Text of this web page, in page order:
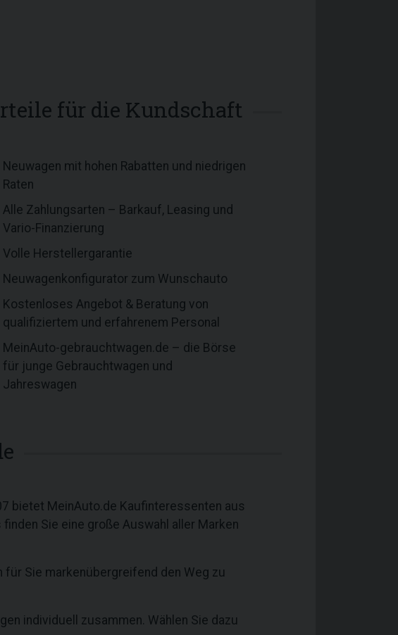
für die Kundschaft
Neuwagen mit hohen Rabatten und niedrigen
Raten
Alle Zahlungsarten – Barkauf, Leasing und
Vario-Finanzierung
Volle Herstellergarantie
Neuwagenkonfigurator zum Wunschauto
Kostenloses Angebot & Beratung von
qualifiziertem und erfahrenem Personal
MeinAuto-gebrauchtwagen.de – die Börse
für junge Gebrauchtwagen und
Jahreswagen
bietet MeinAuto.de Kaufinteressenten aus
Sie eine große Auswahl aller Marken
Sie markenübergreifend den Weg zu
individuell zusammen. Wählen Sie dazu